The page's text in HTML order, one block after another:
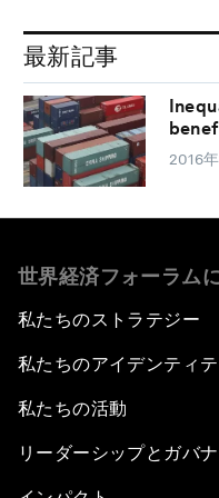
最新記事
2016
世界経済フォーラム
私たちのストラテジー
私たちのアイデンティテ
私たちの活動
リーダーシップとガバ